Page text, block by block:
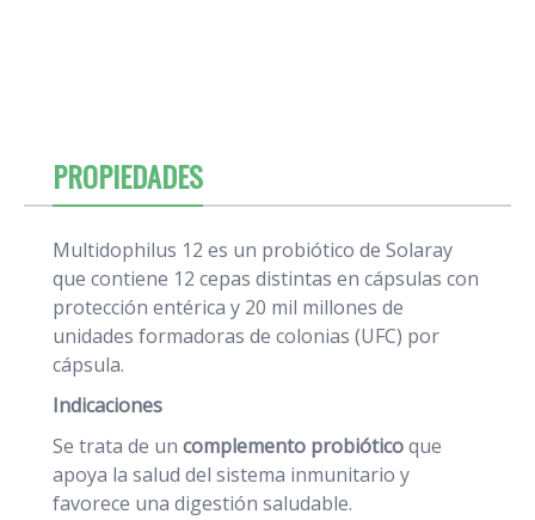
PROPIEDADES
Multidophilus 12 es un probiótico de Solaray
que contiene 12 cepas distintas en cápsulas con
protección entérica y 20 mil millones de
unidades formadoras de colonias (UFC) por
cápsula.
Indicaciones
Se trata de un complemento probióticoque
apoya la salud del sistema inmunitario y
favorece una digestión saludable.